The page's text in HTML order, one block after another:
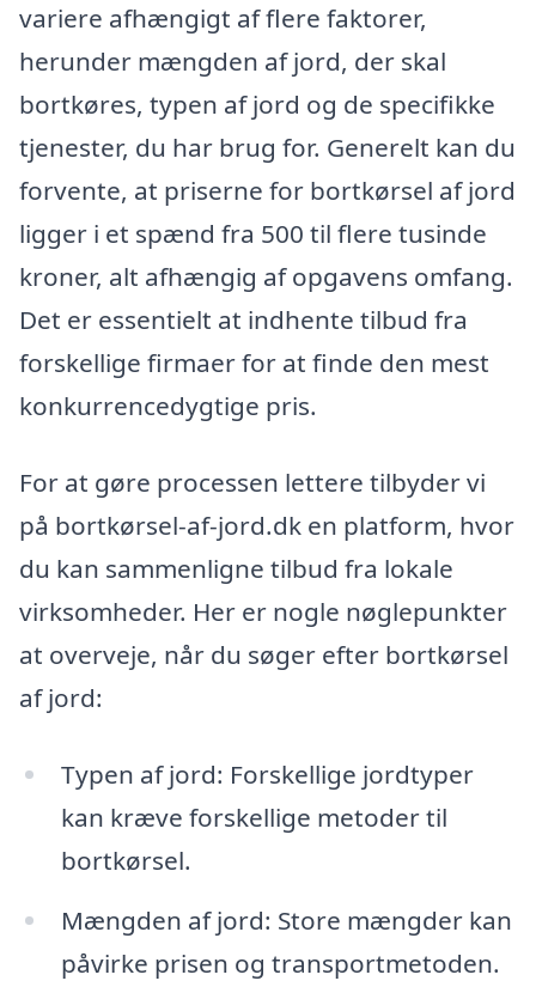
variere afhængigt af flere faktorer,
herunder mængden af jord, der skal
bortkøres, typen af jord og de specifikke
tjenester, du har brug for. Generelt kan du
forvente, at priserne for bortkørsel af jord
ligger i et spænd fra 500 til flere tusinde
kroner, alt afhængig af opgavens omfang.
Det er essentielt at indhente tilbud fra
forskellige firmaer for at finde den mest
konkurrencedygtige pris.
For at gøre processen lettere tilbyder vi
på bortkørsel-af-jord.dk en platform, hvor
du kan sammenligne tilbud fra lokale
virksomheder. Her er nogle nøglepunkter
at overveje, når du søger efter bortkørsel
af jord:
Typen af jord: Forskellige jordtyper
kan kræve forskellige metoder til
bortkørsel.
Mængden af jord: Store mængder kan
påvirke prisen og transportmetoden.